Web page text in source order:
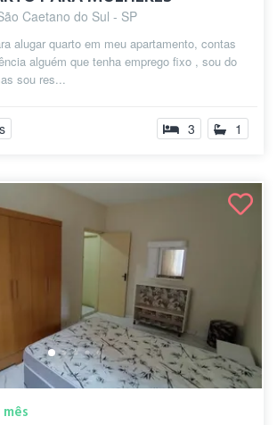
Caetano do Sul - SP
alugar quarto em meu apartamento, contas
alguém que tenha emprego fixo , sou do
sou res...
3 1